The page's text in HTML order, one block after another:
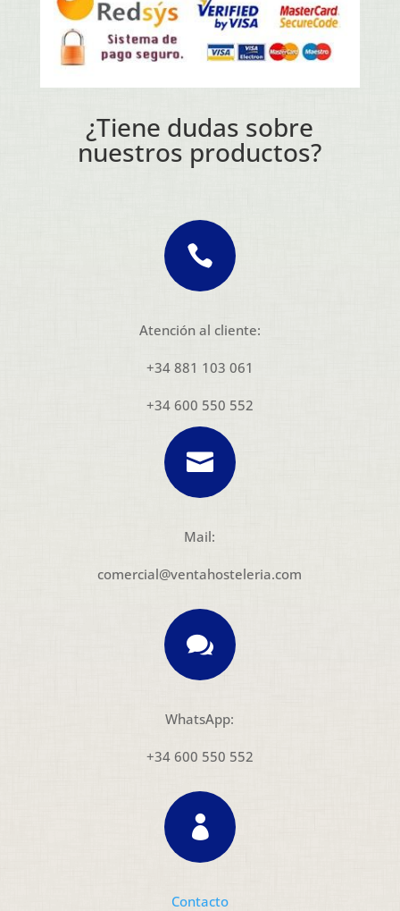
¿Tiene dudas sobre
nuestros productos?

Atención al cliente:
+34 881 103 061
+34 600 550 552

Mail:
comercial@ventahosteleria.com

WhatsApp:
+34 600 550 552

Contacto